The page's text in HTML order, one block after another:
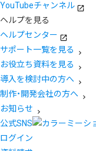
YouTubeチャンネル
ヘルプを見る
ヘルプセンター
サポート一覧を見る
お役立ち資料を見る
導入を検討中の方へ
制作・開発会社の方へ
お知らせ
公式SNS
ログイン